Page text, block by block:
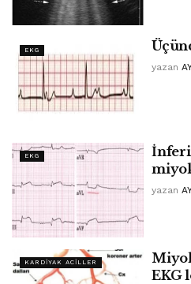
EKG
yazan
EKG
yazan
KARDIYAK ACILLER
EKG